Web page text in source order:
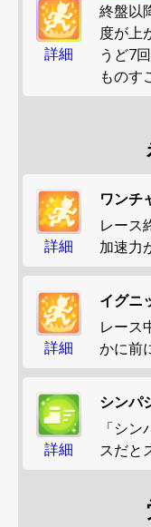
詳細
終盤以
度が上
うど7
ものす
詳細
ワンチ
レース
加速力
詳細
イグニ
レース
かに前
詳細
シンパ
「シ
スだと